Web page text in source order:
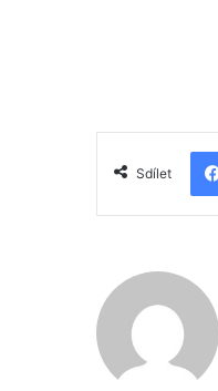
Sdílet